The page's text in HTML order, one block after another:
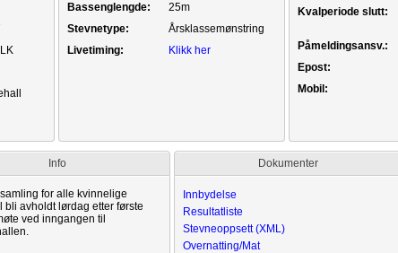
Bassenglengde:
25m
Stevnetype:
Årsklassemønstring
Livetiming:
Klikk her
Kvalperiode slutt:
Påmeldingsansv.:
Epost:
Mobil:
Info Dokumenter
Innbydelse
Resultatliste
Stevneoppsett (XML)
Overnatting/Mat